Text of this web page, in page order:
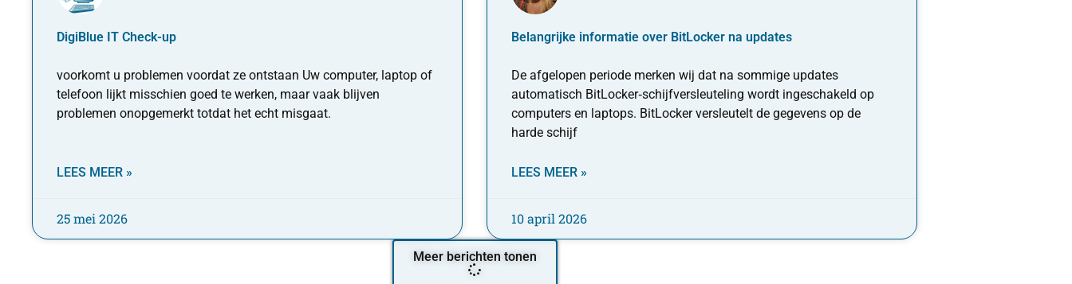
DigiBlue IT Check-up
voorkomt u problemen voordat ze ontstaan Uw computer, laptop of
telefoon lijkt misschien goed te werken, maar vaak blijven
problemen onopgemerkt totdat het echt misgaat.
LEES MEER »
25 mei 2026
Belangrijke informatie over BitLocker na updates
De afgelopen periode merken wij dat na sommige updates
automatisch BitLocker‑schijfversleuteling wordt ingeschakeld op
computers en laptops. BitLocker versleutelt de gegevens op de
harde schijf
LEES MEER »
10 april 2026
Meer berichten tonen